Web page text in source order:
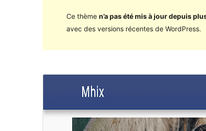
Ce thème n’a pas été mis à jour depuis
avec des versions récentes de WordPress.